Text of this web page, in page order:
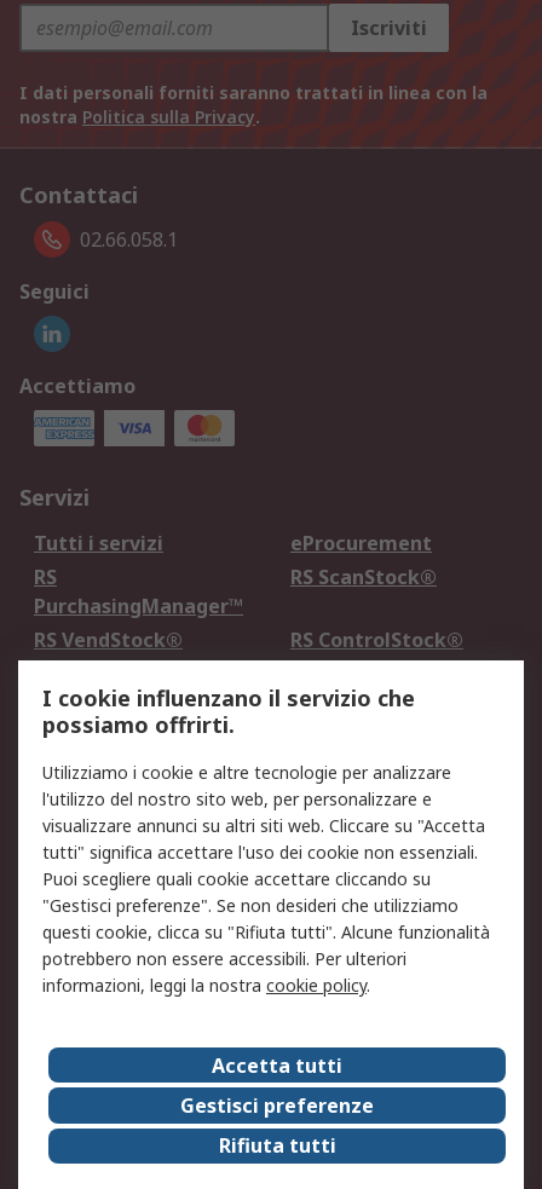
Iscriviti
I dati personali forniti saranno trattati in linea con la
nostra Politica sulla Privacy.
Contattaci
02.66.058.1
Seguici
Accettiamo
Servizi
Tutti i servizi
eProcurement
RS
PurchasingManager™
RS ScanStock®
RS VendStock®
RS ControlStock®
Legale
Informativa Cookie
Informativa Privacy -
Aggiornata
Email Security
Termini d'uso
Condizioni di vendita
Condizioni generali di
servizio
Etica e responsabilità
Chi Siamo
Chi Siamo
Contattaci
Supporto
ESG
Carriere
RS Group
Press Centre
Discovery: il Blog di RS
I cookie influenzano il servizio che
possiamo offrirti.
Utilizziamo i cookie e altre tecnologie per analizzare
l'utilizzo del nostro sito web, per personalizzare e
visualizzare annunci su altri siti web. Cliccare su "Accetta
tutti" significa accettare l'uso dei cookie non essenziali.
Puoi scegliere quali cookie accettare cliccando su
"Gestisci preferenze". Se non desideri che utilizziamo
questi cookie, clicca su "Rifiuta tutti". Alcune funzionalità
potrebbero non essere accessibili. Per ulteriori
informazioni, leggi la nostra cookie policy.
Accetta tutti
Gestisci preferenze
Rifiuta tutti